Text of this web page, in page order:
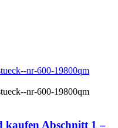
kaufen Abschnitt 1 –